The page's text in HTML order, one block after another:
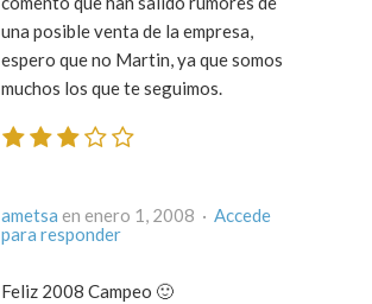
una posible venta de la empresa,
espero que no Martin, ya que somos
muchos los que te seguimos.
ametsa en enero 1, 2008 · Accede
para responder
Feliz 2008 Campeo 🙂